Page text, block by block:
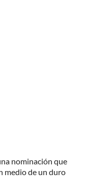
nominación que
medio de un duro